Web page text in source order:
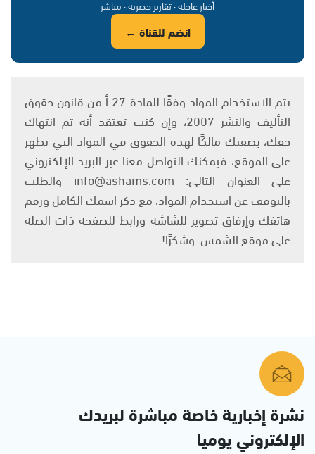
أخبار عاجلة · تقارير حصرية · مباشر
انضم للقناة ←
يتم الاستخدام المواد وفقًا للمادة 27 أ من قانون حقوق
التأليف والنشر 2007، وإن كنت تعتقد أنه تم انتهاك
حقك، بصفتك مالكًا لهذه الحقوق في المواد التي تظهر
على الموقع، فيمكنك التواصل معنا عبر البريد الإلكتروني
على العنوان التالي: info@ashams.com والطلب
بالتوقف عن استخدام المواد، مع ذكر اسمك الكامل ورقم
هاتفك وإرفاق تصوير للشاشة ورابط للصفحة ذات الصلة
على موقع الشمس. وشكرًا!
نشرة إخبارية خاصة مباشرة لبريدك
الإلكتروني يوميا